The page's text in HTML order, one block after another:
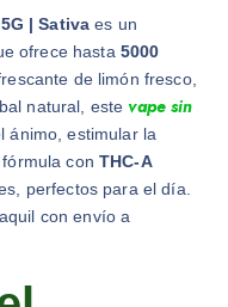
| Sativa es un
ofrece hasta 5000
de limón fresco,
natural, estevape sin
ánimo, estimular la
fórmula conTHC-A
perfectos para el día.
con envío a